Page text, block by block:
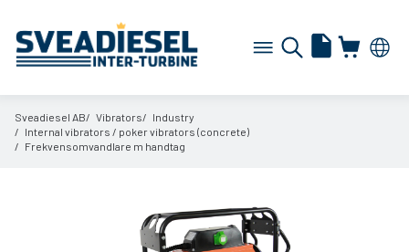
Sveadiesel AB Vibrators
Industry
Internal vibrators / poker vibrators (concrete)
Frekvensomvandlare m handtag